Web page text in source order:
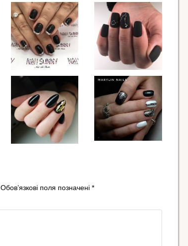
Обов’язкові поля позначені *